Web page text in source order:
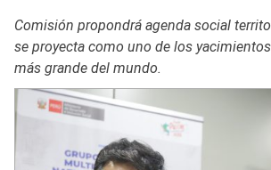
Comisión propondrá agenda social
se proyecta como uno de los
más grande del mundo.